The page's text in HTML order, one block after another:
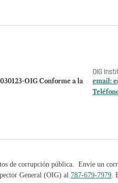
OIG Conforme a la
OIG
email:
de corrupción pública. Envíe un
General (OIG) al 787-679-7979.